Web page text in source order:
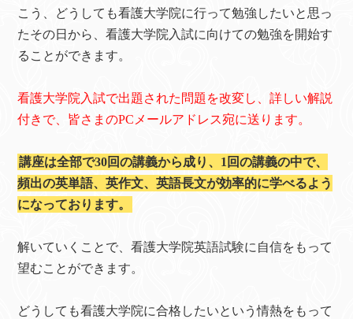
こう、どうしても看護大学院に行って勉強したいと思っ
たその日から、看護大学院入試に向けての勉強を開始す
ることができます。
看護大学院入試で出題された問題を改変し、詳しい解説
付きで、皆さまのPCメールアドレス宛に送ります。
講座は全部で30回の講義から成り、1回の講義の中で、
頻出の英単語、英作文、英語長文が効率的に学べるよう
になっております。
解いていくことで、看護大学院英語試験に自信をもって
望むことができます。
どうしても看護大学院に合格したいという情熱をもって